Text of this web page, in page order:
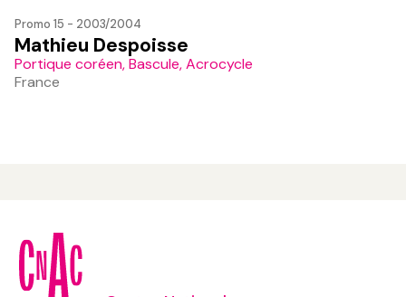
Promo 15 - 2003/2004
Mathieu Despoisse
Portique coréen, Bascule, Acrocycle
France